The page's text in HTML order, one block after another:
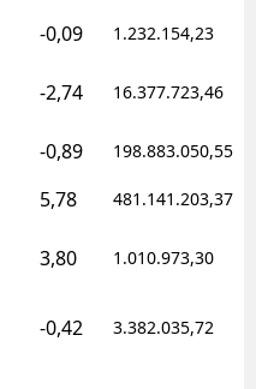
-0,09 1.232.154,23
-2,74 16.377.723,46
-0,89 198.883.050,55
5,78 481.141.203,37
3,80 1.010.973,30
-0,42 3.382.035,72